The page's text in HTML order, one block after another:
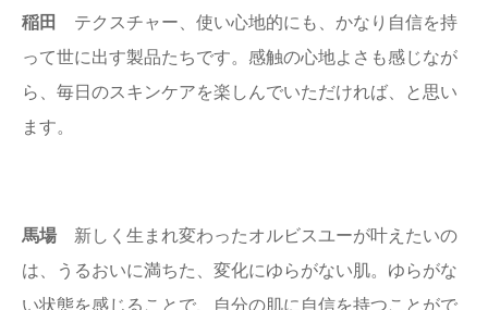
稲田 テクスチャー、使い心地的にも、かなり自信を持
って世に出す製品たちです。感触の心地よさも感じなが
ら、毎日のスキンケアを楽しんでいただければ、と思い
ます。
馬場 新しく生まれ変わったオルビスユーが叶えたいの
は、うるおいに満ちた、変化にゆらがない肌。ゆらがな
い状態を感じることで、自分の肌に自信を持つことがで